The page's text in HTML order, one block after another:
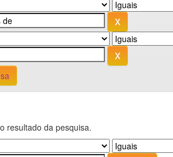
resultado da pesquisa.